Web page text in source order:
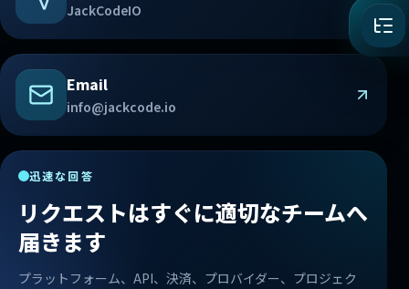
JackCodeIO
Email
info@jackcode.io
迅速な回答
リクエストはすぐに適切なチームへ
届きます
プラットフォーム、API、決済、プロバイダー、プロジェク